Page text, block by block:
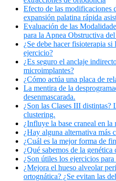
Efecto de las modificaciones
expansión palatina rápida
Evaluación de las
para la Apnea Obstructiva
¿Se debe hacer fisioterapia
ejercicio?
¿Es seguro el anclaje
microimplantes?
¿Cómo actúa una placa de
La mentira de la
desenmascarada.
¿Son las Clases III distintas?
clustering.
¿Influye la base craneal en
¿Hay alguna alternativa más
¿Cuál es la mejor forma de
¿Qué sabemos de la
¿Son útiles los ejercicios
¿Mejora el hueso alveolar
ortognática? ¿Se evitan las